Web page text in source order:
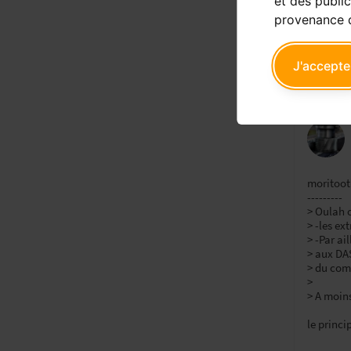
provenance
J'accepte
---------
> Oulah
> -les
> -Par
> aux
> du
>
> A
le